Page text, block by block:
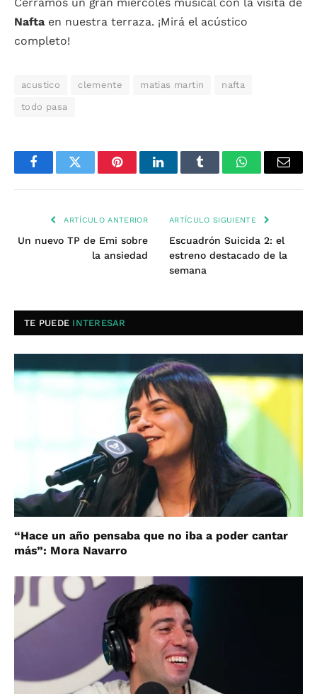
Nafta en nuestra terraza. ¡Mirá el acústico
completo!
acustico clemente matias martin nafta
todo pasa
FacebookTwitter PinterestLinkedInTumblr WhatsAppEmail
ARTÍCULO ANTERIOR
Un nuevo TP de Emi sobre
la ansiedad
ARTÍCULO SIGUIENTE
Escuadrón Suicida 2: el
estreno destacado de la
semana
TE PUEDE INTERESAR
“Hace un año pensaba que no iba a poder cantar
más”: Mora Navarro